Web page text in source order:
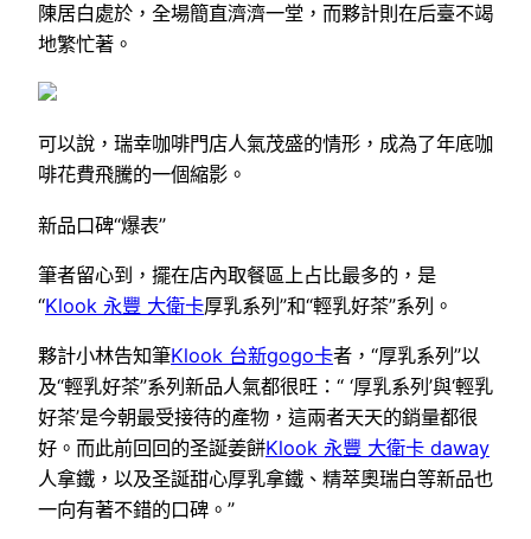
陳居白處於，全場簡直濟濟一堂，而夥計則在后臺不竭
地繁忙著。
可以說，瑞幸咖啡門店人氣茂盛的情形，成為了年底咖
啡花費飛騰的一個縮影。
新品口碑“爆表”
筆者留心到，擺在店內取餐區上占比最多的，是
“Klook 永豐 大衛卡厚乳系列”和“輕乳好茶”系列。
夥計小林告知筆Klook 台新gogo卡者，“厚乳系列”以
及“輕乳好茶”系列新品人氣都很旺：“ ‘厚乳系列’與‘輕乳
好茶’是今朝最受接待的產物，這兩者天天的銷量都很
好。而此前回回的圣誕姜餅Klook 永豐 大衛卡 daway
人拿鐵，以及圣誕甜心厚乳拿鐵、精萃奧瑞白等新品也
一向有著不錯的口碑。”